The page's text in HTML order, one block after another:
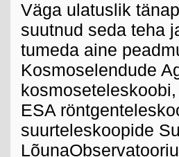
Väga ulatuslik
suutnud seda teha
tumeda aine
Kosmoselendude
ESA
suurteleskoopide